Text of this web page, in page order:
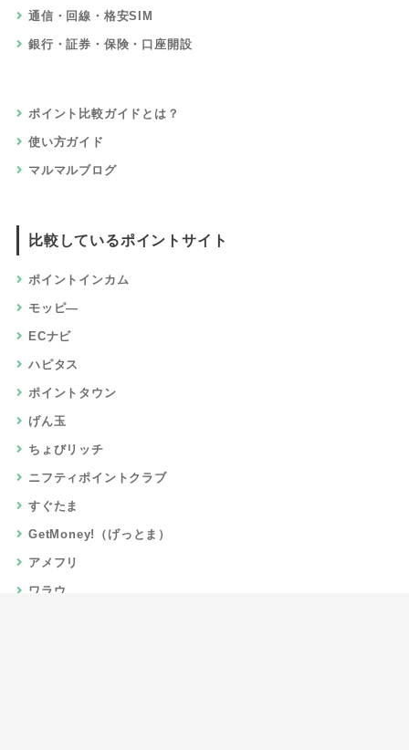
通信・回線・格安SIM
銀行・証券・保険・口座開設
ポイント比較ガイドとは？
使い方ガイド
マルマルブログ
比較しているポイントサイト
ポイントインカム
モッピ―
ECナビ
ハピタス
ポイントタウン
げん玉
ちょびリッチ
ニフティポイントクラブ
すぐたま
GetMoney!（げっとま）
アメフリ
ワラウ